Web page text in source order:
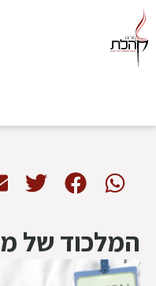
המלכוד של